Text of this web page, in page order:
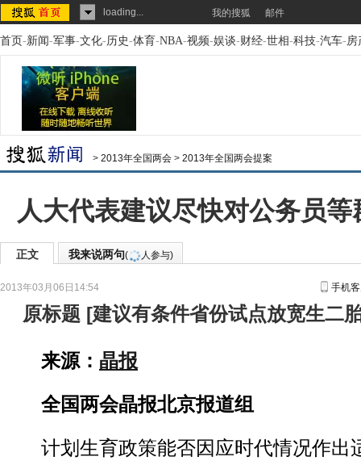
loading... 我的搜狐 邮件
首页-新闻-军事-文化-历史-体育-NBA-视频-娱谈-财经-世相-科技-汽车-房
> 2013年全国两会 > 2013年全国两会提案
人大代表建议尽快对公务员
正文 我来说两句( 人参与)
2013年03月06日14:54 手机
原标题 [建议有条件省份试点放宽生二
来源： 晶报
全国两会晶报北京报道组
计划生育政策能否因应时代情况作出